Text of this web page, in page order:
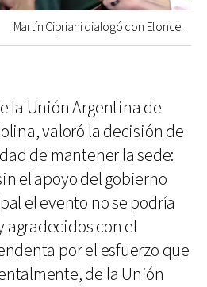
Martín Cipriani dialogó con Elonce.
la Unión Argentina de
valoró la decisión de
de mantener la sede:
el apoyo del gobierno
el evento no se podría
agradecidos con el
por el esfuerzo que
de la Unión